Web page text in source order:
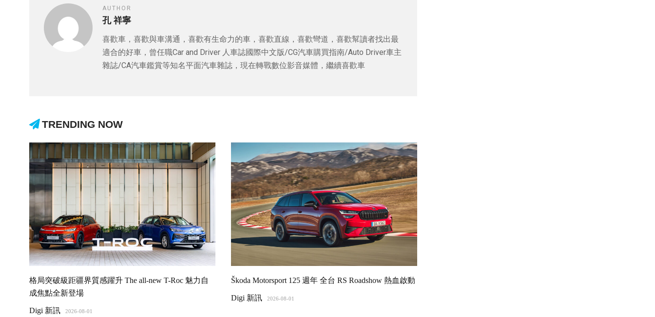
AUTHOR
孔 祥寧
喜歡車，喜歡與車溝通，喜歡有生命力的車，喜歡直線，喜歡彎道，喜歡幫讀者找出最
適合的好車，曾任職Car and Driver 人車誌國際中文版/CG汽車購買指南/Auto Driver車主
雜誌/CA汽車鑑賞等知名平面汽車雜誌，現在轉戰數位影音媒體，繼續喜歡車
TRENDING NOW
格局突破級距疆界質感躍升 The all-new T-Roc 魅力自
成焦點全新登場
Digi 新訊 2026-08-01
Škoda Motorsport 125 週年 全台 RS Roadshow 熱血啟動
Digi 新訊 2026-08-01